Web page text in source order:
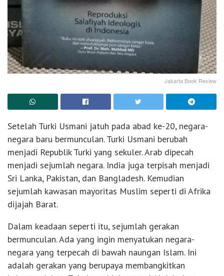
Jakarta Book Review
Setelah Turki Usmani jatuh pada abad ke-20, negara-
negara baru bermunculan. Turki Usmani berubah
menjadi Republik Turki yang sekuler. Arab dipecah
menjadi sejumlah negara. India juga terpisah menjadi
Sri Lanka, Pakistan, dan Bangladesh. Kemudian
sejumlah kawasan mayoritas Muslim seperti di Afrika
dijajah Barat.
Dalam keadaan seperti itu, sejumlah gerakan
bermunculan. Ada yang ingin menyatukan negara-
negara yang terpecah di bawah naungan Islam. Ini
adalah gerakan yang berupaya membangkitkan